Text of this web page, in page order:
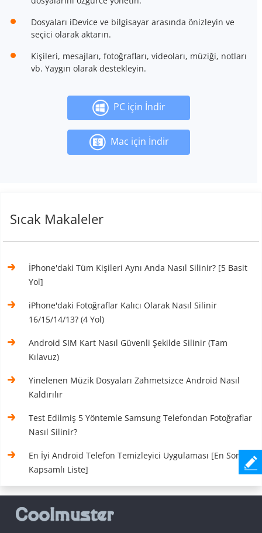
Dosyaları iDevice ve bilgisayar arasında önizleyin ve
seçici olarak aktarın.
Kişileri, mesajları, fotoğrafları, videoları, müziği, notları
vb. Yaygın olarak destekleyin.
PC için İndir
Mac için İndir
Sıcak Makaleler
İPhone'daki Tüm Kişileri Aynı Anda Nasıl Silinir? [5 Basit
Yol]
iPhone'daki Fotoğraflar Kalıcı Olarak Nasıl Silinir
16/15/14/13? (4 Yol)
Android SIM Kart Nasıl Güvenli Şekilde Silinir (Tam
Kılavuz)
Yinelenen Müzik Dosyaları Zahmetsizce Android Nasıl
Kaldırılır
Test Edilmiş 5 Yöntemle Samsung Telefondan Fotoğraflar
Nasıl Silinir?
En İyi Android Telefon Temizleyici Uygulaması [En Son ve
Kapsamlı Liste]